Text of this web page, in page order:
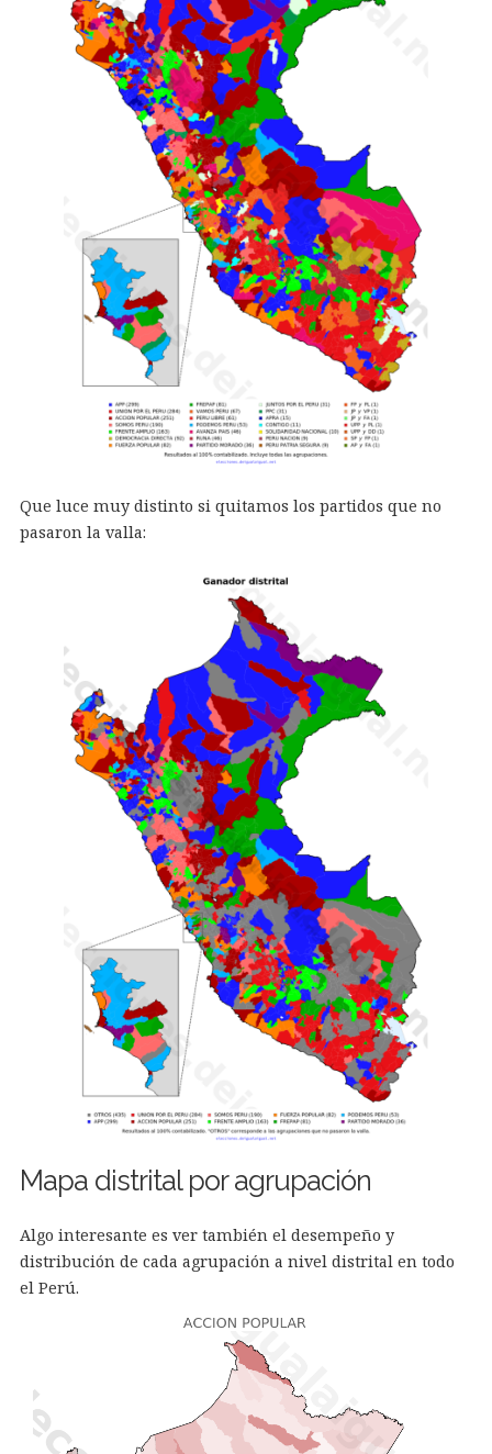
Que luce muy distinto si quitamos los partidos que no
pasaron la valla:
Mapa distrital por agrupación
Algo interesante es ver también el desempeño y
distribución de cada agrupación a nivel distrital en todo
el Perú.